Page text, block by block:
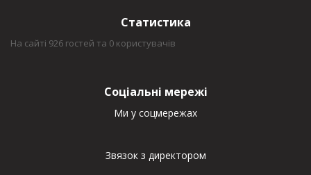
Статистика
На сайті 926 гостей та 0 користувачів
Соціальні мережі
Ми у соцмережах
Звязок з директором